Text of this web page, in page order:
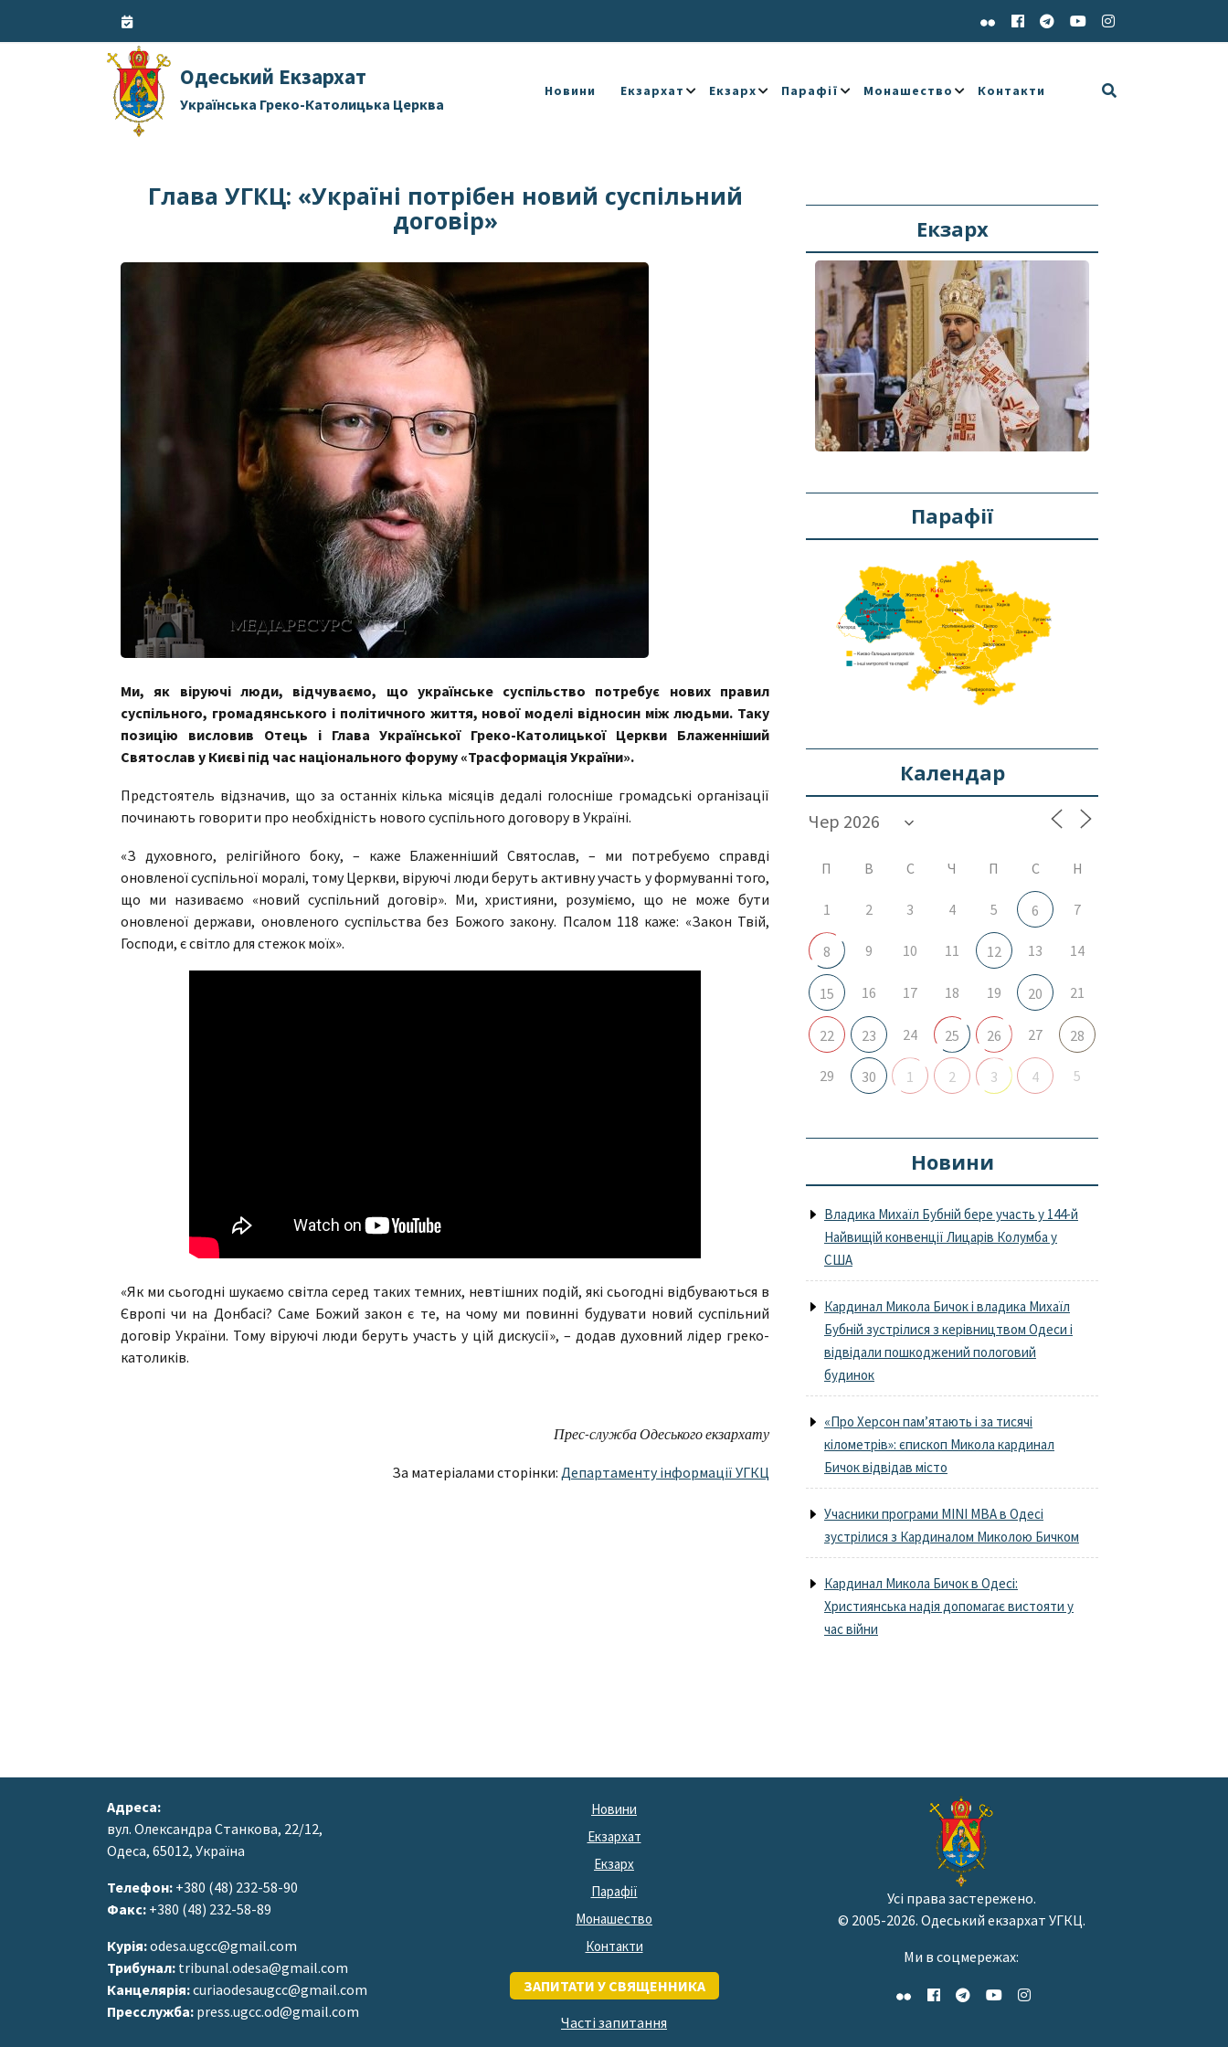
Одеський Екзархат
Українська Греко-Католицька Церква
Новини Екзархат Екзарх Парафії Монашество Контакти
Глава УГКЦ: «Україні потрібен новий суспільний
договір»
Ми, як віруючі люди, відчуваємо, що українське суспільство потребує нових правил
суспільного, громадянського і політичного життя, нової моделі відносин між людьми. Таку
позицію висловив Отець і Глава Української Греко-Католицької Церкви Блаженніший
Святослав у Києві під час національного форуму «Трасформація України».
Предстоятель відзначив, що за останніх кілька місяців дедалі голосніше громадські організації
починають говорити про необхідність нового суспільного договору в Україні.
«З духовного, релігійного боку, – каже Блаженніший Святослав, – ми потребуємо справді
оновленої суспільної моралі, тому Церкви, віруючі люди беруть активну участь у формуванні того,
що ми називаємо «новий суспільний договір». Ми, християни, розуміємо, що не може бути
оновленої держави, оновленого суспільства без Божого закону. Псалом 118 каже: «Закон Твій,
Господи, є світло для стежок моїх».
«Як ми сьогодні шукаємо світла серед таких темних, невтішних подій, які сьогодні відбуваються в
Європі чи на Донбасі? Саме Божий закон є те, на чому ми повинні будувати новий суспільний
договір України. Тому віруючі люди беруть участь у цій дискусії», – додав духовний лідер греко-
католиків.
Прес-служба Одеського екзархату
За матеріалами сторінки: Департаменту інформації УГКЦ
Екзарх
Парафії
Календар
П В С Ч П С Н
1 2 3 4 5 6 7
8 9 10 11 12 13 14
15 16 17 18 19 20 21
22 23 24 25 26 27 28
29 30 1 2 3 4 5
Новини
Владика Михаїл Бубній бере участь у 144-й
Найвищій конвенції Лицарів Колумба у
США
Кардинал Микола Бичок і владика Михаїл
Бубній зустрілися з керівництвом Одеси і
відвідали пошкоджений пологовий
будинок
«Про Херсон пам’ятають і за тисячі
кілометрів»: єпископ Микола кардинал
Бичок відвідав місто
Учасники програми MINI MBA в Одесі
зустрілися з Кардиналом Миколою Бичком
Кардинал Микола Бичок в Одесі:
Християнська надія допомагає вистояти у
час війни
Адреса:
вул. Олександра Станкова, 22/12,
Одеса, 65012, Україна
Телефон: +380 (48) 232-58-90
Факс: +380 (48) 232-58-89
Курія:odesa.ugcc@gmail.com
Трибунал: tribunal.odesa@gmail.com
Канцелярія:curiaodesaugcc@gmail.com
Пресслужба: press.ugcc.od@gmail.com
Новини
Екзархат
Екзарх
Парафії
Монашество
Контакти
ЗАПИТАТИ У СВЯЩЕННИКА
Часті запитання
Усі права застережено.
© 2005-2026. Одеський екзархат УГКЦ.
Ми в соцмережах: